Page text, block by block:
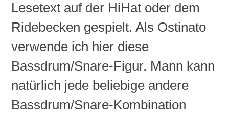
Lesetext auf der HiHat oder dem
Ridebecken gespielt. Als Ostinato
verwende ich hier diese
Bassdrum/Snare-Figur. Mann kann
natürlich jede beliebige andere
Bassdrum/Snare-Kombination